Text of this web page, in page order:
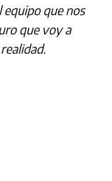
que nos
que voy a